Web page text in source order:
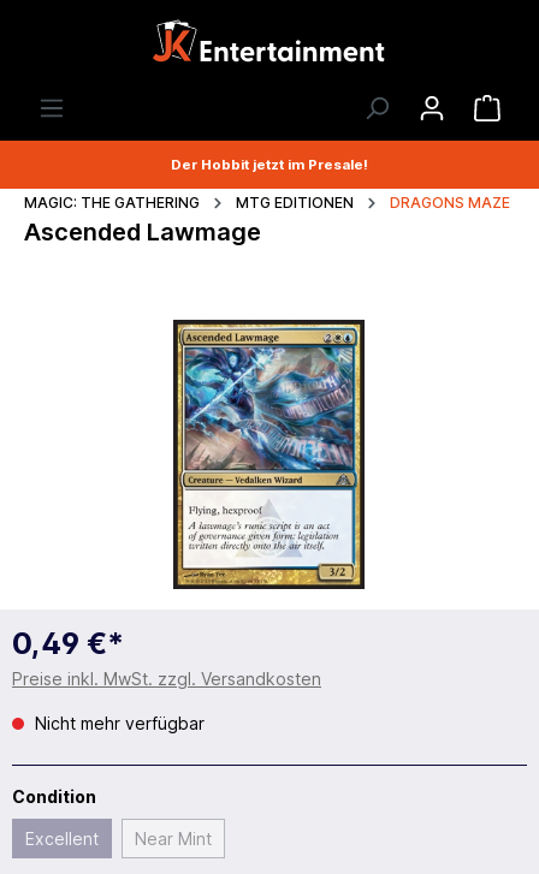
Der Hobbit jetzt im Presale!
MAGIC: THE GATHERING MTG EDITIONEN DRAGONS MAZE
Ascended Lawmage
0,49 €*
Preise inkl. MwSt. zzgl. Versandkosten
Nicht mehr verfügbar
Condition
Excellent Near Mint